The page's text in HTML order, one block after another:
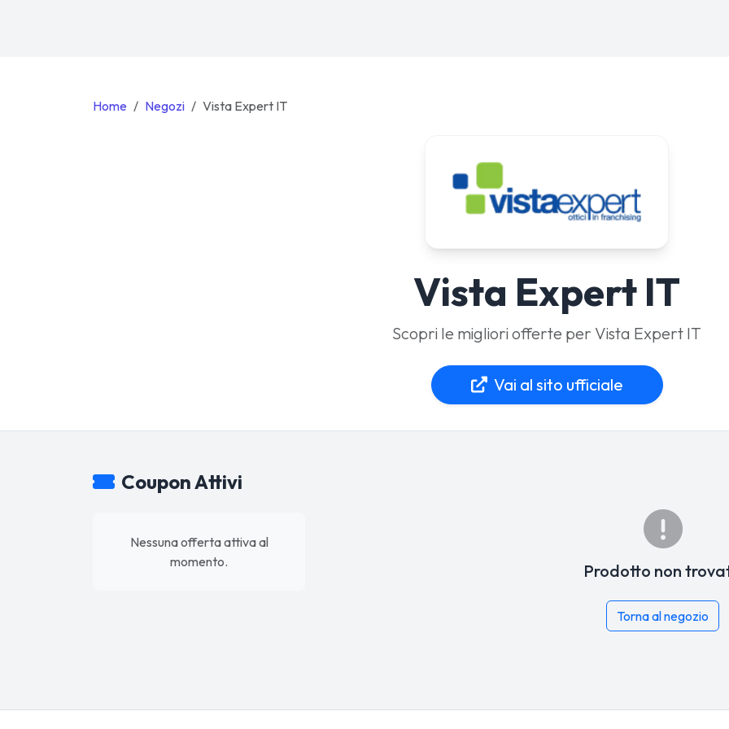
Home Negozi Vista Expert IT
Vista Expert IT
Scopri le migliori offerte per Vista Expert IT
Vai al sito ufficiale
Coupon Attivi
Nessuna offerta attiva al
momento.
Prodotto non
Torna al negozio